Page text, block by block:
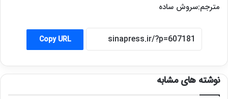
مترجم:سروش ساده
Copy URL
نوشته های مشابه